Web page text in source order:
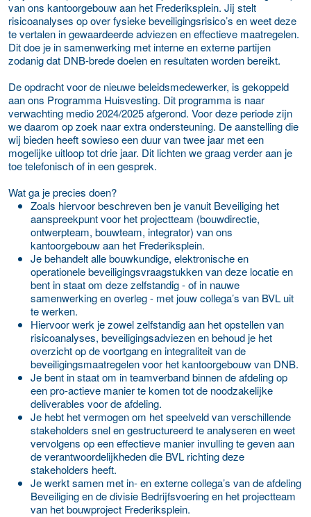
van ons kantoorgebouw aan het Frederiksplein. Jij stelt
risicoanalyses op over fysieke beveiligingsrisico’s en weet deze
te vertalen in gewaardeerde adviezen en effectieve maatregelen.
Dit doe je in samenwerking met interne en externe partijen
zodanig dat DNB-brede doelen en resultaten worden bereikt.
De opdracht voor de nieuwe beleidsmedewerker, is gekoppeld
aan ons Programma Huisvesting. Dit programma is naar
verwachting medio 2024/2025 afgerond. Voor deze periode zijn
we daarom op zoek naar extra ondersteuning. De aanstelling die
wij bieden heeft sowieso een duur van twee jaar met een
mogelijke uitloop tot drie jaar. Dit lichten we graag verder aan je
toe telefonisch of in een gesprek.
Wat ga je precies doen?
Zoals hiervoor beschreven ben je vanuit Beveiliging het
aanspreekpunt voor het projectteam (bouwdirectie,
ontwerpteam, bouwteam, integrator) van ons
kantoorgebouw aan het Frederiksplein.
Je behandelt alle bouwkundige, elektronische en
operationele beveiligingsvraagstukken van deze locatie en
bent in staat om deze zelfstandig - of in nauwe
samenwerking en overleg - met jouw collega’s van BVL uit
te werken.
Hiervoor werk je zowel zelfstandig aan het opstellen van
risicoanalyses, beveiligingsadviezen en behoud je het
overzicht op de voortgang en integraliteit van de
beveiligingsmaatregelen voor het kantoorgebouw van DNB.
Je bent in staat om in teamverband binnen de afdeling op
een pro-actieve manier te komen tot de noodzakelijke
deliverables voor de afdeling.
Je hebt het vermogen om het speelveld van verschillende
stakeholders snel en gestructureerd te analyseren en weet
vervolgens op een effectieve manier invulling te geven aan
de verantwoordelijkheden die BVL richting deze
stakeholders heeft.
Je werkt samen met in- en externe collega’s van de afdeling
Beveiliging en de divisie Bedrijfsvoering en het projectteam
van het bouwproject Frederiksplein.